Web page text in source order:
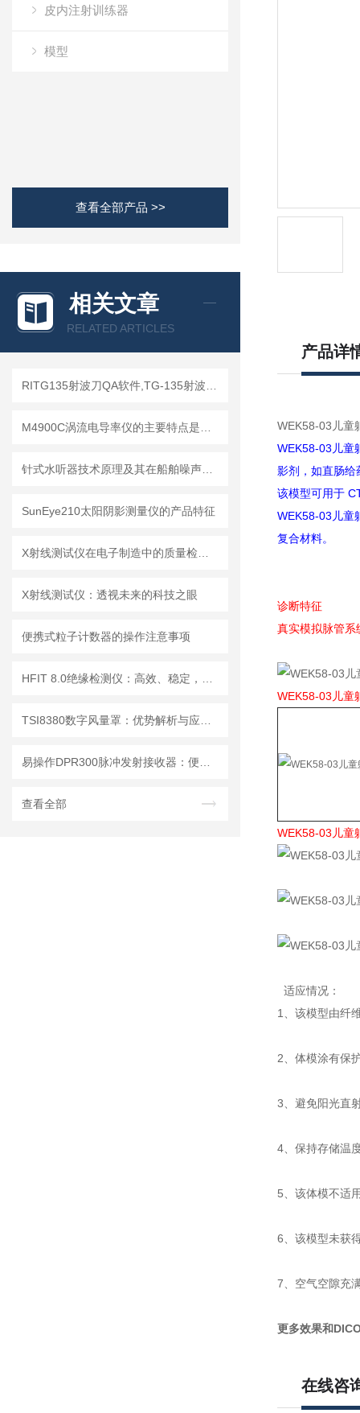
皮内注射训练器
模型
查看全部产品 >>
相关文章
RELATED ARTICLES
SunEye210太阳阴影测量仪的产品特征
X射线测试仪：透视未来的科技之眼
便携式粒子计数器的操作注意事项
查看全部
产品详
WEK58-03儿童
WEK58-03儿童
影剂，如直肠给
该模型可用于
WEK58-03儿童
复合材料。
诊断特征
真实模拟脉管系
WEK58-03儿童
WEK58-03儿童
适应情况：
1、该模型由纤
2、体模涂有保
3、避免阳光直
4、保持存储温
5、该体模不适
6、该模型未获
7、空气空隙充
更多效果和
在线咨